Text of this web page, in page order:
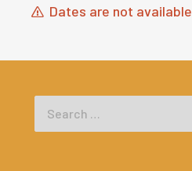
Dates are not available